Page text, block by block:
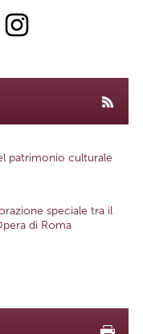
patrimonio culturale
speciale tra il
di Roma